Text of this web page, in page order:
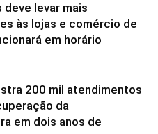
deve levar mais
às lojas e comércio de
em horário
200 mil atendimentos
da
em dois anos de